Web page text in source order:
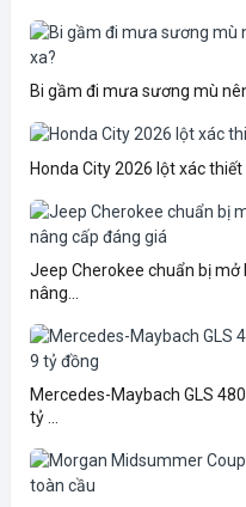
Bi gầm đi mưa sương mù
Honda City 2026 lột xác thiết
Jeep Cherokee chuẩn bị mở
nâng...
Mercedes-Maybach GLS
tỷ ...